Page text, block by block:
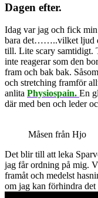
Dagen efter.
Idag var jag och fick
bara det……..vilket ljud
till. Lite scary samtidigt.
inte reagerar som den
fram och bak bak.
och stretching framför
anlita Physiospain. En
där med ben och leder
Måsen från Hjo
Det blir till att leka
jag får ordning på mig.
framåt och medelst
om jag kan förhindra det